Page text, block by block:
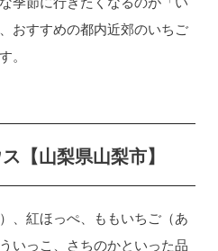
おすすめの都内近郊のいちご
。
【山梨県山梨市】
、紅ほっぺ、ももいちご（あ
いっこ、さちのかといった品